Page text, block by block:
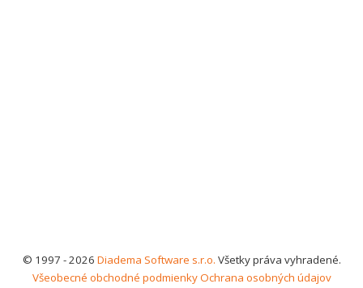
© 1997 - 2026 Diadema Software s.r.o. Všetky práva vyhradené.
Všeobecné obchodné podmienkyOchrana osobných údajov